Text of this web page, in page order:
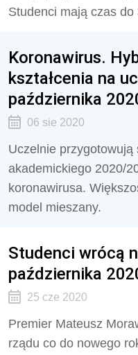
Studenci mają czas
Koronawirus.
kształcenia na
października
06 sie 2020
Uczelnie
akademickiego 2020/
koronawirusa.
model mieszany.
Studenci wrócą
października
25 cze 2020
Premier Mateusz
rządu co do nowego